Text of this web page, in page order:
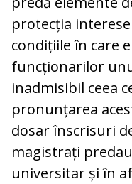
protecția
condițiile în care
funcționarilor
inadmisibil ceea
pronunțarea
dosar înscrisuri
magistrați
universitar și în